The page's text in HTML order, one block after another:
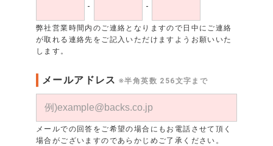
- -
弊社営業時間内のご連絡となりますので日中にご連絡
が取れる連絡先をご記入いただけますようお願いいた
します。
メールアドレス ※半角英数 256文字まで
メールでの回答をご希望の場合にもお電話させて頂く
場合がございますのであらかじめご了承ください。